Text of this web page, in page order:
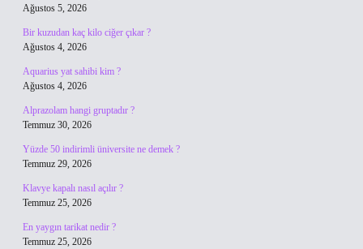
Ağustos 5, 2026
Bir kuzudan kaç kilo ciğer çıkar ?
Ağustos 4, 2026
Aquarius yat sahibi kim ?
Ağustos 4, 2026
Alprazolam hangi gruptadır ?
Temmuz 30, 2026
Yüzde 50 indirimli üniversite ne demek ?
Temmuz 29, 2026
Klavye kapalı nasıl açılır ?
Temmuz 25, 2026
En yaygın tarikat nedir ?
Temmuz 25, 2026